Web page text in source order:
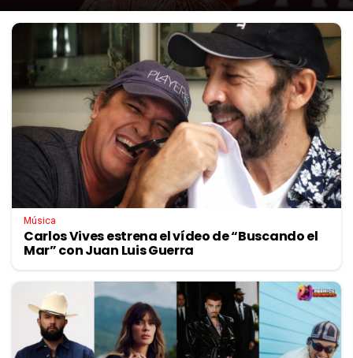
Música
Carlos Vives estrena el vídeo de “Buscando el
Mar” con Juan Luis Guerra